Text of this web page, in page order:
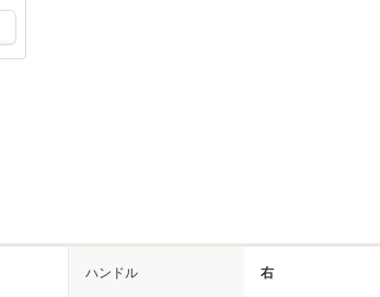
ハンドル 右